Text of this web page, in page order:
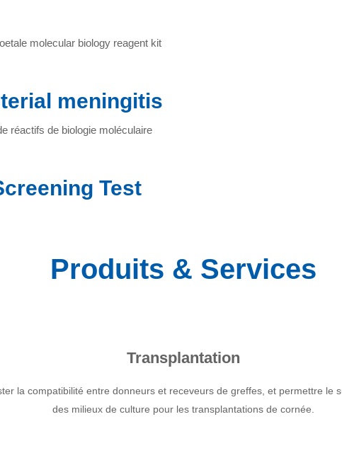
meningitis
Test
Produits & Services
Transplantation
la compatibilité entre donneurs et receveurs de greffes, et permettre
des milieux de culture pour les transplantations de cornée.